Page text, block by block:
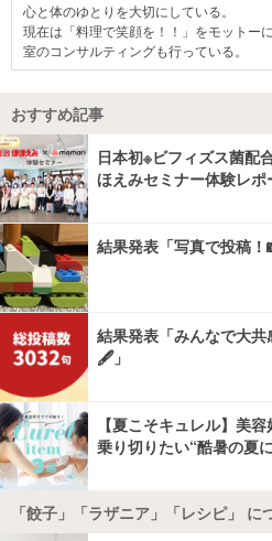
心と体のゆとりを大切にしている。
現在は「料理で笑顔を！！」をモットー
室のコンサルティングも行っている。
おすすめ記事
日本初※ビフィズス菌配
ほえみセミナー体験レポ
結果発表「写真で投稿！
結果発表「みんなで大
🖋️」
【夏こそキュレル】美
乗り切りたい“酷暑の夏
「餃子」「ラザニア」「レシピ」